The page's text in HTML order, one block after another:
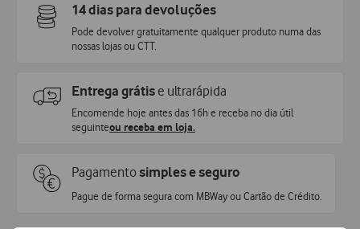
14 dias para devoluções
Pode devolver gratuitamente qualquer produto numa das
nossas lojas ou CTT.
Entrega grátis e ultrarápida
Encomende hoje antes das 16h e receba no dia útil
seguinteou receba em loja.
Pagamentosimples e seguro
Pague de forma segura com MBWay ou Cartão de Crédito.